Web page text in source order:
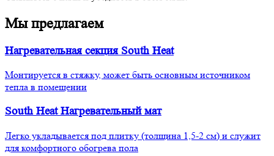
Мы предлагаем
Нагревательная секция South Heat
Монтируется в стяжку, может быть основным источником
тепла в помещении
South Heat Нагревательный мат
Легко укладывается под плитку (толщина 1,5-2 см) и служит
для комфортного обогрева пола